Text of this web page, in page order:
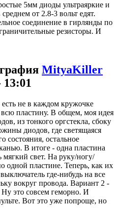
5мм диоды ультраяркие и
от 2.8-3 вольт едят.
соединение в гирлянды по
резисторы. И
MityaKiller
13:01
не в каждом кружочке
всю пластину. В общем, моя идея
из тонкого оргстекла, сбоку
диодов, где светящаяся
состояния, остальное
В итоге - одна пластина
мягкий свет. На руку/ногу/
одной пластине. Теперь, как их
где-нибудь на все
вокруг провода. Вариант 2 -
это совсем геморно. И
Вот это уже попроще, но